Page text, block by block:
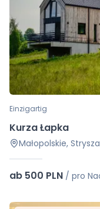
Einzigartig
Kurza Łapka
Małopolskie,
ab 500 PLN / pro